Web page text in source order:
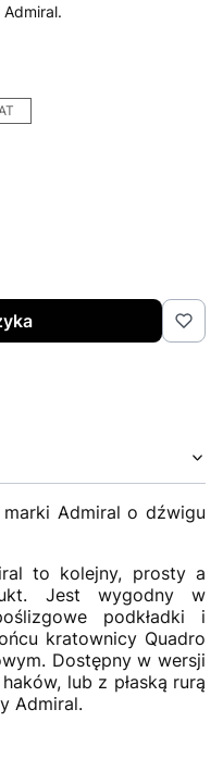
Admiral o dźwigu
to kolejny, prosty a
Jest wygodny w
podkładki i
kratownicy Quadro
Dostępny w wersji
lub z płaską rurą
Admiral.